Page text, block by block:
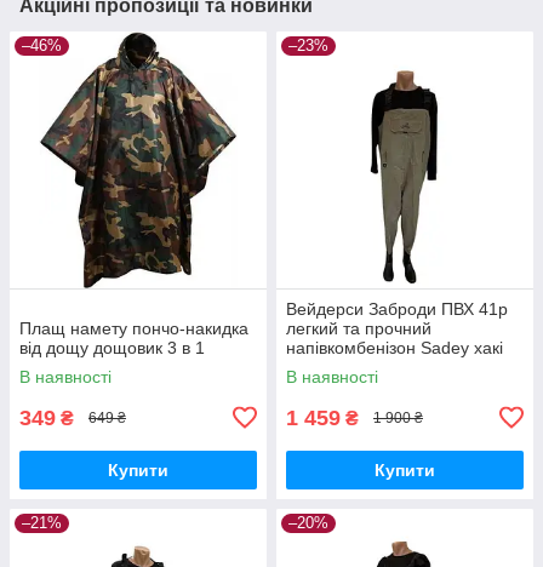
Акційні пропозиції та новинки
–46%
Плащ намету пончо-накидка
від дощу дощовик 3 в 1
В наявності
349 ₴ 649 ₴
Купити
–23%
Вейдерси Заброди ПВХ 41р
легкий та прочний
напівкомбенізон Sadey хакі
В наявності
1 459 ₴ 1 900 ₴
Купити
–21% –20%